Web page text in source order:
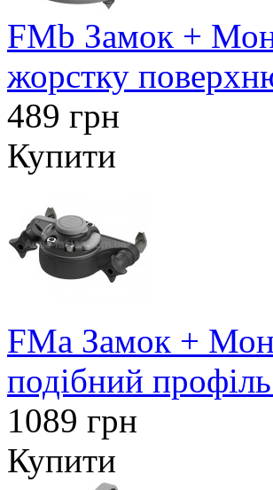
FMb Замок +
жорстку
489 грн
Купити
FMa Замок +
подібний
1089 грн
Купити